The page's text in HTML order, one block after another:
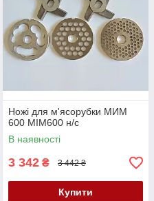
Ножі для м'ясорубки MИМ
600 MІМ600 н/с
В наявності
3 342 ₴ 3 442 ₴
Купити